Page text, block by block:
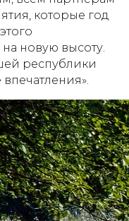
которые год
новую высоту.
республики